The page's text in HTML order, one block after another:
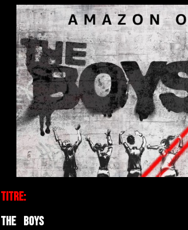
Titre:
The Boys